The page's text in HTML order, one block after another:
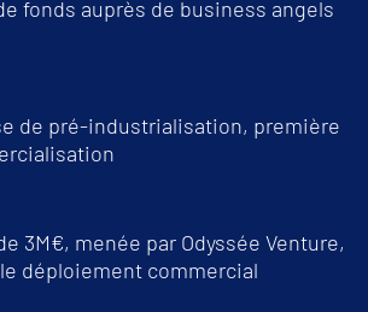
fonds auprès de business angels
de pré-industrialisation, première
3M€, menée par Odyssée Venture,
déploiement commercial